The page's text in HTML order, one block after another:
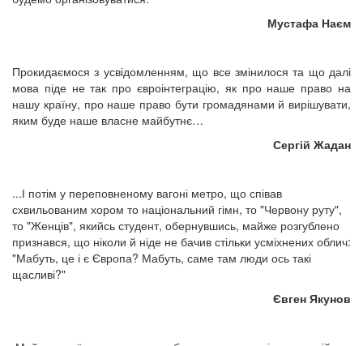
Мустафа Наєм
Прокидаємося з усвідомленням, що все змінилося та що далі
мова піде не так про євроінтеграцію, як про наше право на
нашу країну, про наше право бути громадянами й вирішувати,
яким буде наше власне майбутнє…
Сергій Жадан
...І потім у переповненому вагоні метро, що співав
схвильованим хором то національний гімн, то "Червону руту",
то "Женців", якийсь студент, обернувшись, майже розгублено
признався, що ніколи й ніде не бачив стільки усміхнених облич:
"Мабуть, це і є Європа? Мабуть, саме там люди ось такі
щасливі?"
Євген Якунов